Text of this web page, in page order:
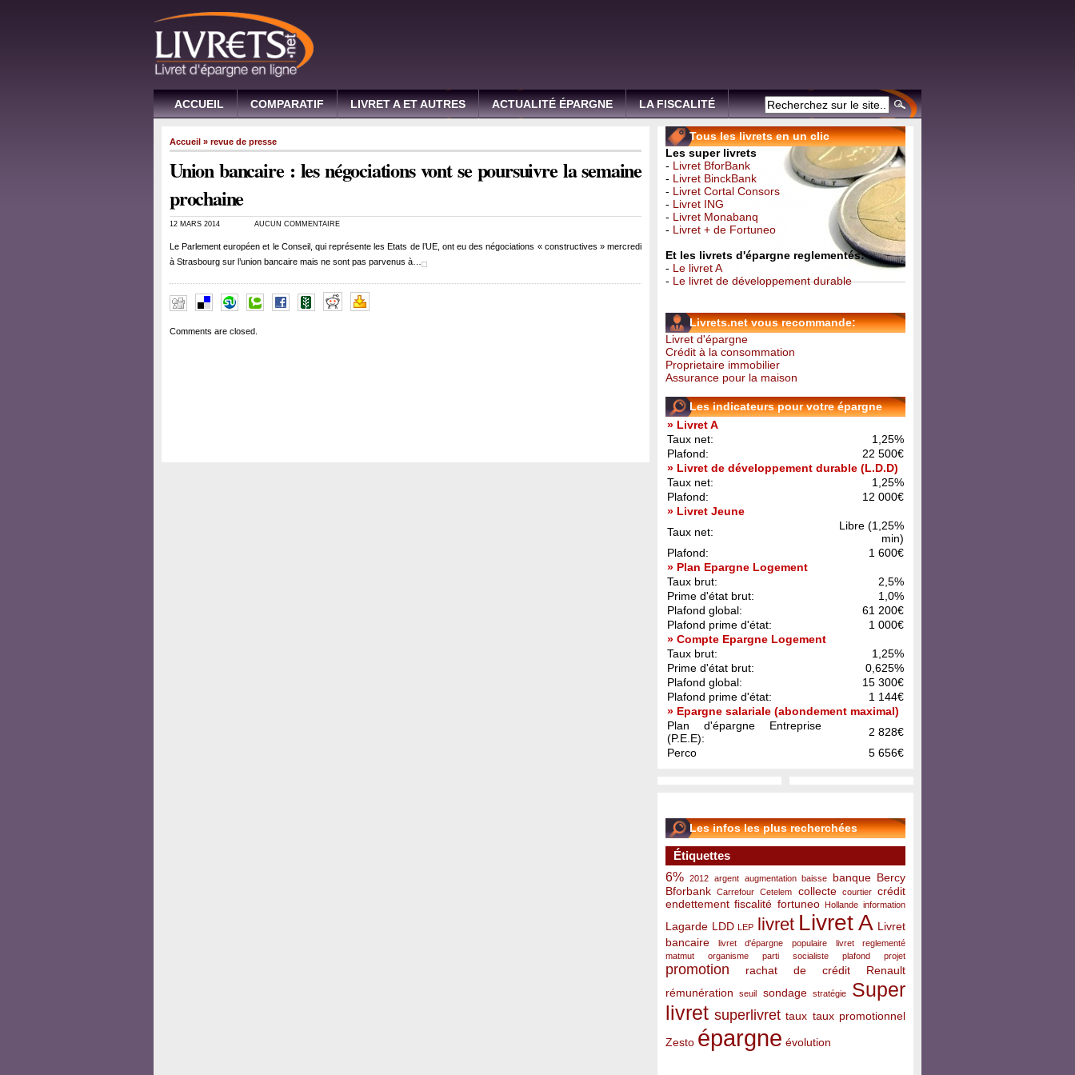
ACCUEIL COMPARATIF LIVRET A ET AUTRES ACTUALITÉ ÉPARGNE LA FISCALITÉ
Accueil » revue de presse
Union bancaire : les négociations vont se poursuivre la semaine
prochaine
12 MARS 2014 AUCUN COMMENTAIRE
Le Parlement européen et le Conseil, qui représente les Etats de l’UE, ont eu des négociations « constructives » mercredi
à Strasbourg sur l’union bancaire mais ne sont pas parvenus à…
Comments are closed.
Tous les livrets en un clic
Les super livrets
- Livret BforBank
- Livret BinckBank
- Livret Cortal Consors
- Livret ING
- Livret Monabanq
- Livret + de Fortuneo
Et les livrets d'épargne reglementés:
- Le livret A
- Le livret de développement durable
Livrets.net vous recommande:
Livret d'épargne
Crédit à la consommation
Proprietaire immobilier
Assurance pour la maison
Les indicateurs pour votre épargne
» Livret A
Taux net:
1,25%
Plafond:
22 500€
» Livret de développement durable (L.D.D)
Taux net:
1,25%
Plafond:
12 000€
» Livret Jeune
Taux net:
Libre (1,25%
min)
Plafond:
1 600€
» Plan Epargne Logement
Taux brut:
2,5%
Prime d'état brut:
1,0%
Plafond global:
61 200€
Plafond prime d'état:
1 000€
» Compte Epargne Logement
Taux brut:
1,25%
Prime d'état brut:
0,625%
Plafond global:
15 300€
Plafond prime d'état:
1 144€
» Epargne salariale (abondement maximal)
Plan d'épargne Entreprise
(P.E.E):
2 828€
Perco
5 656€
Les infos les plus recherchées
Étiquettes
6% 2012 argent augmentation baisse banque Bercy
Bforbank
Carrefour Cetelem collecte courtier
crédit
endettement fiscalité fortuneo Hollande information
Lagarde LDD LEP livret Livret A Livret
bancaire
livret d'épargne populaire
livret reglementé
matmut
organisme parti socialiste plafond projet
promotion rachat de crédit
Renault
rémunération
seuil sondage stratégie
Super
livret superlivret taux taux promotionnel
Zesto épargne évolution